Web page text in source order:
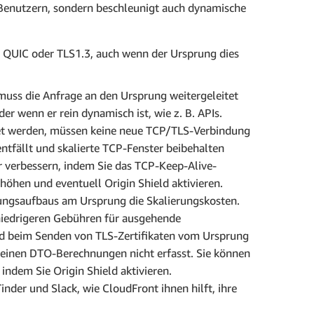
sondern beschleunigt auch dynamische
oder TLS1.3, auch wenn der Ursprung dies
die Anfrage an den Ursprung weitergeleitet
wenn er rein dynamisch ist, wie z. B. APIs.
müssen keine neue TCP/TLS-Verbindung
und skalierte TCP-Fenster beibehalten
indem Sie das TCP-Keep-Alive-
und eventuell Origin Shield aktivieren.
am Ursprung die Skalierungskosten.
Gebühren für ausgehende
beim Senden von TLS-Zertifikaten vom Ursprung
DTO-Berechnungen nicht erfasst. Sie können
Sie Origin Shield aktivieren.
und Slack, wie CloudFront ihnen hilft, ihre